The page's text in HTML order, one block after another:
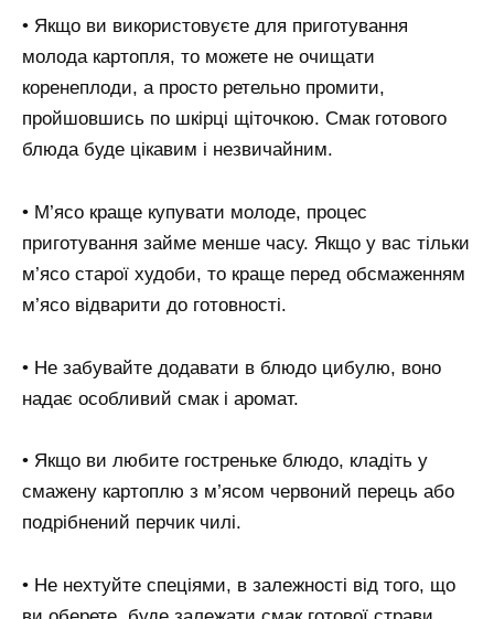
• Якщо ви використовуєте для приготування
молода картопля, то можете не очищати
коренеплоди, а просто ретельно промити,
пройшовшись по шкірці щіточкою. Смак готового
блюда буде цікавим і незвичайним.
• М’ясо краще купувати молоде, процес
приготування займе менше часу. Якщо у вас тільки
м’ясо старої худоби, то краще перед обсмаженням
м’ясо відварити до готовності.
• Не забувайте додавати в блюдо цибулю, воно
надає особливий смак і аромат.
• Якщо ви любите гостреньке блюдо, кладіть у
смажену картоплю з м’ясом червоний перець або
подрібнений перчик чилі.
• Не нехтуйте спеціями, в залежності від того, що